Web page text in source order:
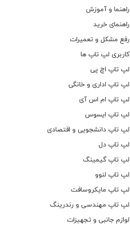
راهنما و آموزش
راهنمای خرید
رفع مشکل و تعمیرات
کاربری لپ تاپ ها
لپ تاپ اچ پی
لپ تاپ اداری و خانگی
لپ تاپ ام اس آی
لپ تاپ ایسوس
لپ تاپ دانشجویی و اقتصادی
لپ تاپ دل
لپ تاپ گیمینگ
لپ تاپ لنوو
لپ تاپ مایکروسافت
لپ تاپ مهندسی و رندرینگ
لوازم جانبی و تجهیزات